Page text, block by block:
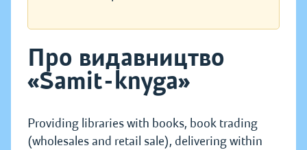
Про видавництво
«Samit-knyga»
Providing libraries with books, book trading
(wholesales and retail sale), delivering within